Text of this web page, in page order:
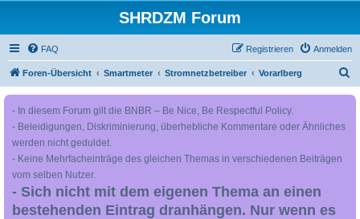
SHRDZM Forum
FAQ Anmelden
Registrieren
Foren-Übersicht Smartmeter Stromnetzbetreiber Vorarlberg
- In diesem Forum gilt die BNBR – Be Nice, Be Respectful Policy.
- Beleidigungen, Diskriminierung, überhebliche Kommentare oder Ähnliches
werden nicht geduldet.
- Keine Mehrfacheinträge des gleichen Themas in verschiedenen Beiträgen
vom selben Nutzer.
- Sich nicht mit dem eigenen Thema an einen
bestehenden Eintrag dranhängen. Nur wenn es